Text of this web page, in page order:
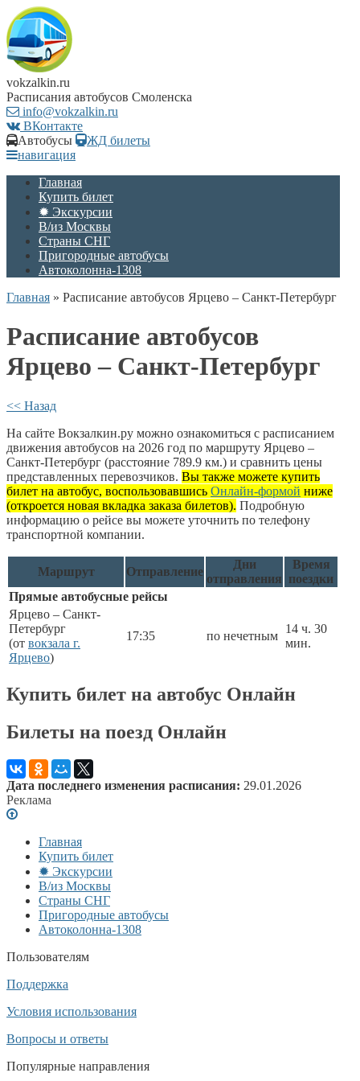
vokzalkin.ru
Расписания автобусов Смоленска
info@vokzalkin.ru
ВКонтакте
Автобусы
ЖД билеты
навигация
Главная
Купить билет
✹ Экскурсии
В/из Москвы
Страны СНГ
Пригородные автобусы
Автоколонна-1308
Главная » Расписание автобусов Ярцево – Санкт-Петербург
Расписание автобусов
Ярцево – Санкт-Петербург
<< Назад
На сайте Вокзалкин.ру можно ознакомиться с расписанием
движения автобусов на 2026 год по маршруту Ярцево –
Санкт-Петербург (расстояние 789.9 км.) и сравнить цены
представленных перевозчиков. Вы также можете купить
билет на автобус, воспользовавшись Онлайн-формой ниже
(откроется новая вкладка заказа билетов). Подробную
информацию о рейсе вы можете уточнить по телефону
транспортной компании.
Маршрут Отправление
Дни
отправления
Время
поездки
Прямые автобусные рейсы
Ярцево – Санкт-
Петербург
(от вокзала г.
Ярцево)
17:35 по нечетным
14 ч. 30
мин.
Купить билет на автобус Онлайн
Билеты на поезд Онлайн
Дата последнего изменения расписания: 29.01.2026
Реклама
Главная
Купить билет
✹ Экскурсии
В/из Москвы
Страны СНГ
Пригородные автобусы
Автоколонна-1308
Пользователям
Поддержка
Условия использования
Вопросы и ответы
Популярные направления